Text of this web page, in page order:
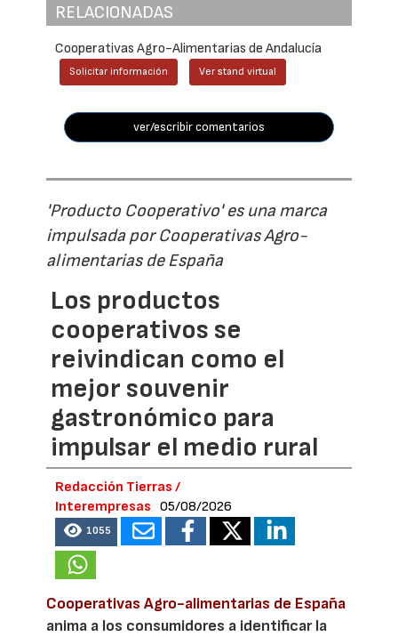
RELACIONADAS
Cooperativas Agro-Alimentarias de Andalucía
Solicitar información Ver stand virtual
ver/escribir comentarios
'Producto Cooperativo' es una marca
impulsada por Cooperativas Agro-
alimentarias de España
Los productos
cooperativos se
reivindican como el
mejor souvenir
gastronómico para
impulsar el medio rural
Redacción Tierras /
Interempresas
05/08/2026
1055
Cooperativas Agro-alimentarias de España
anima a los consumidores a identificar la